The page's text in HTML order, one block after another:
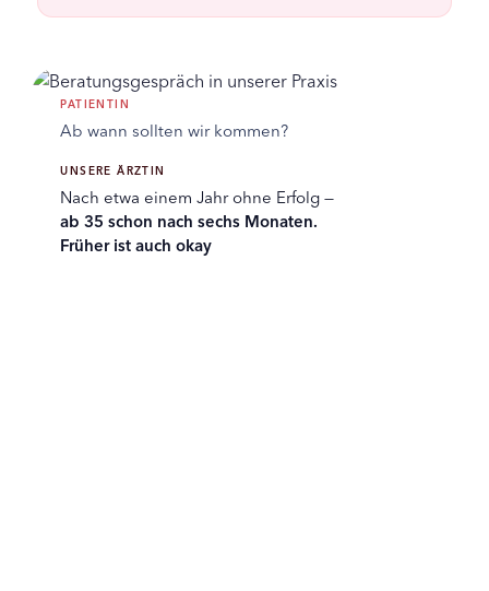
PATIENTIN
Ab wann sollten wir kommen?
UNSERE ÄRZTIN
Nach etwa einem Jahr ohne Erfolg —
ab 35 schon nach sechs Monaten.
Früher ist auch okay